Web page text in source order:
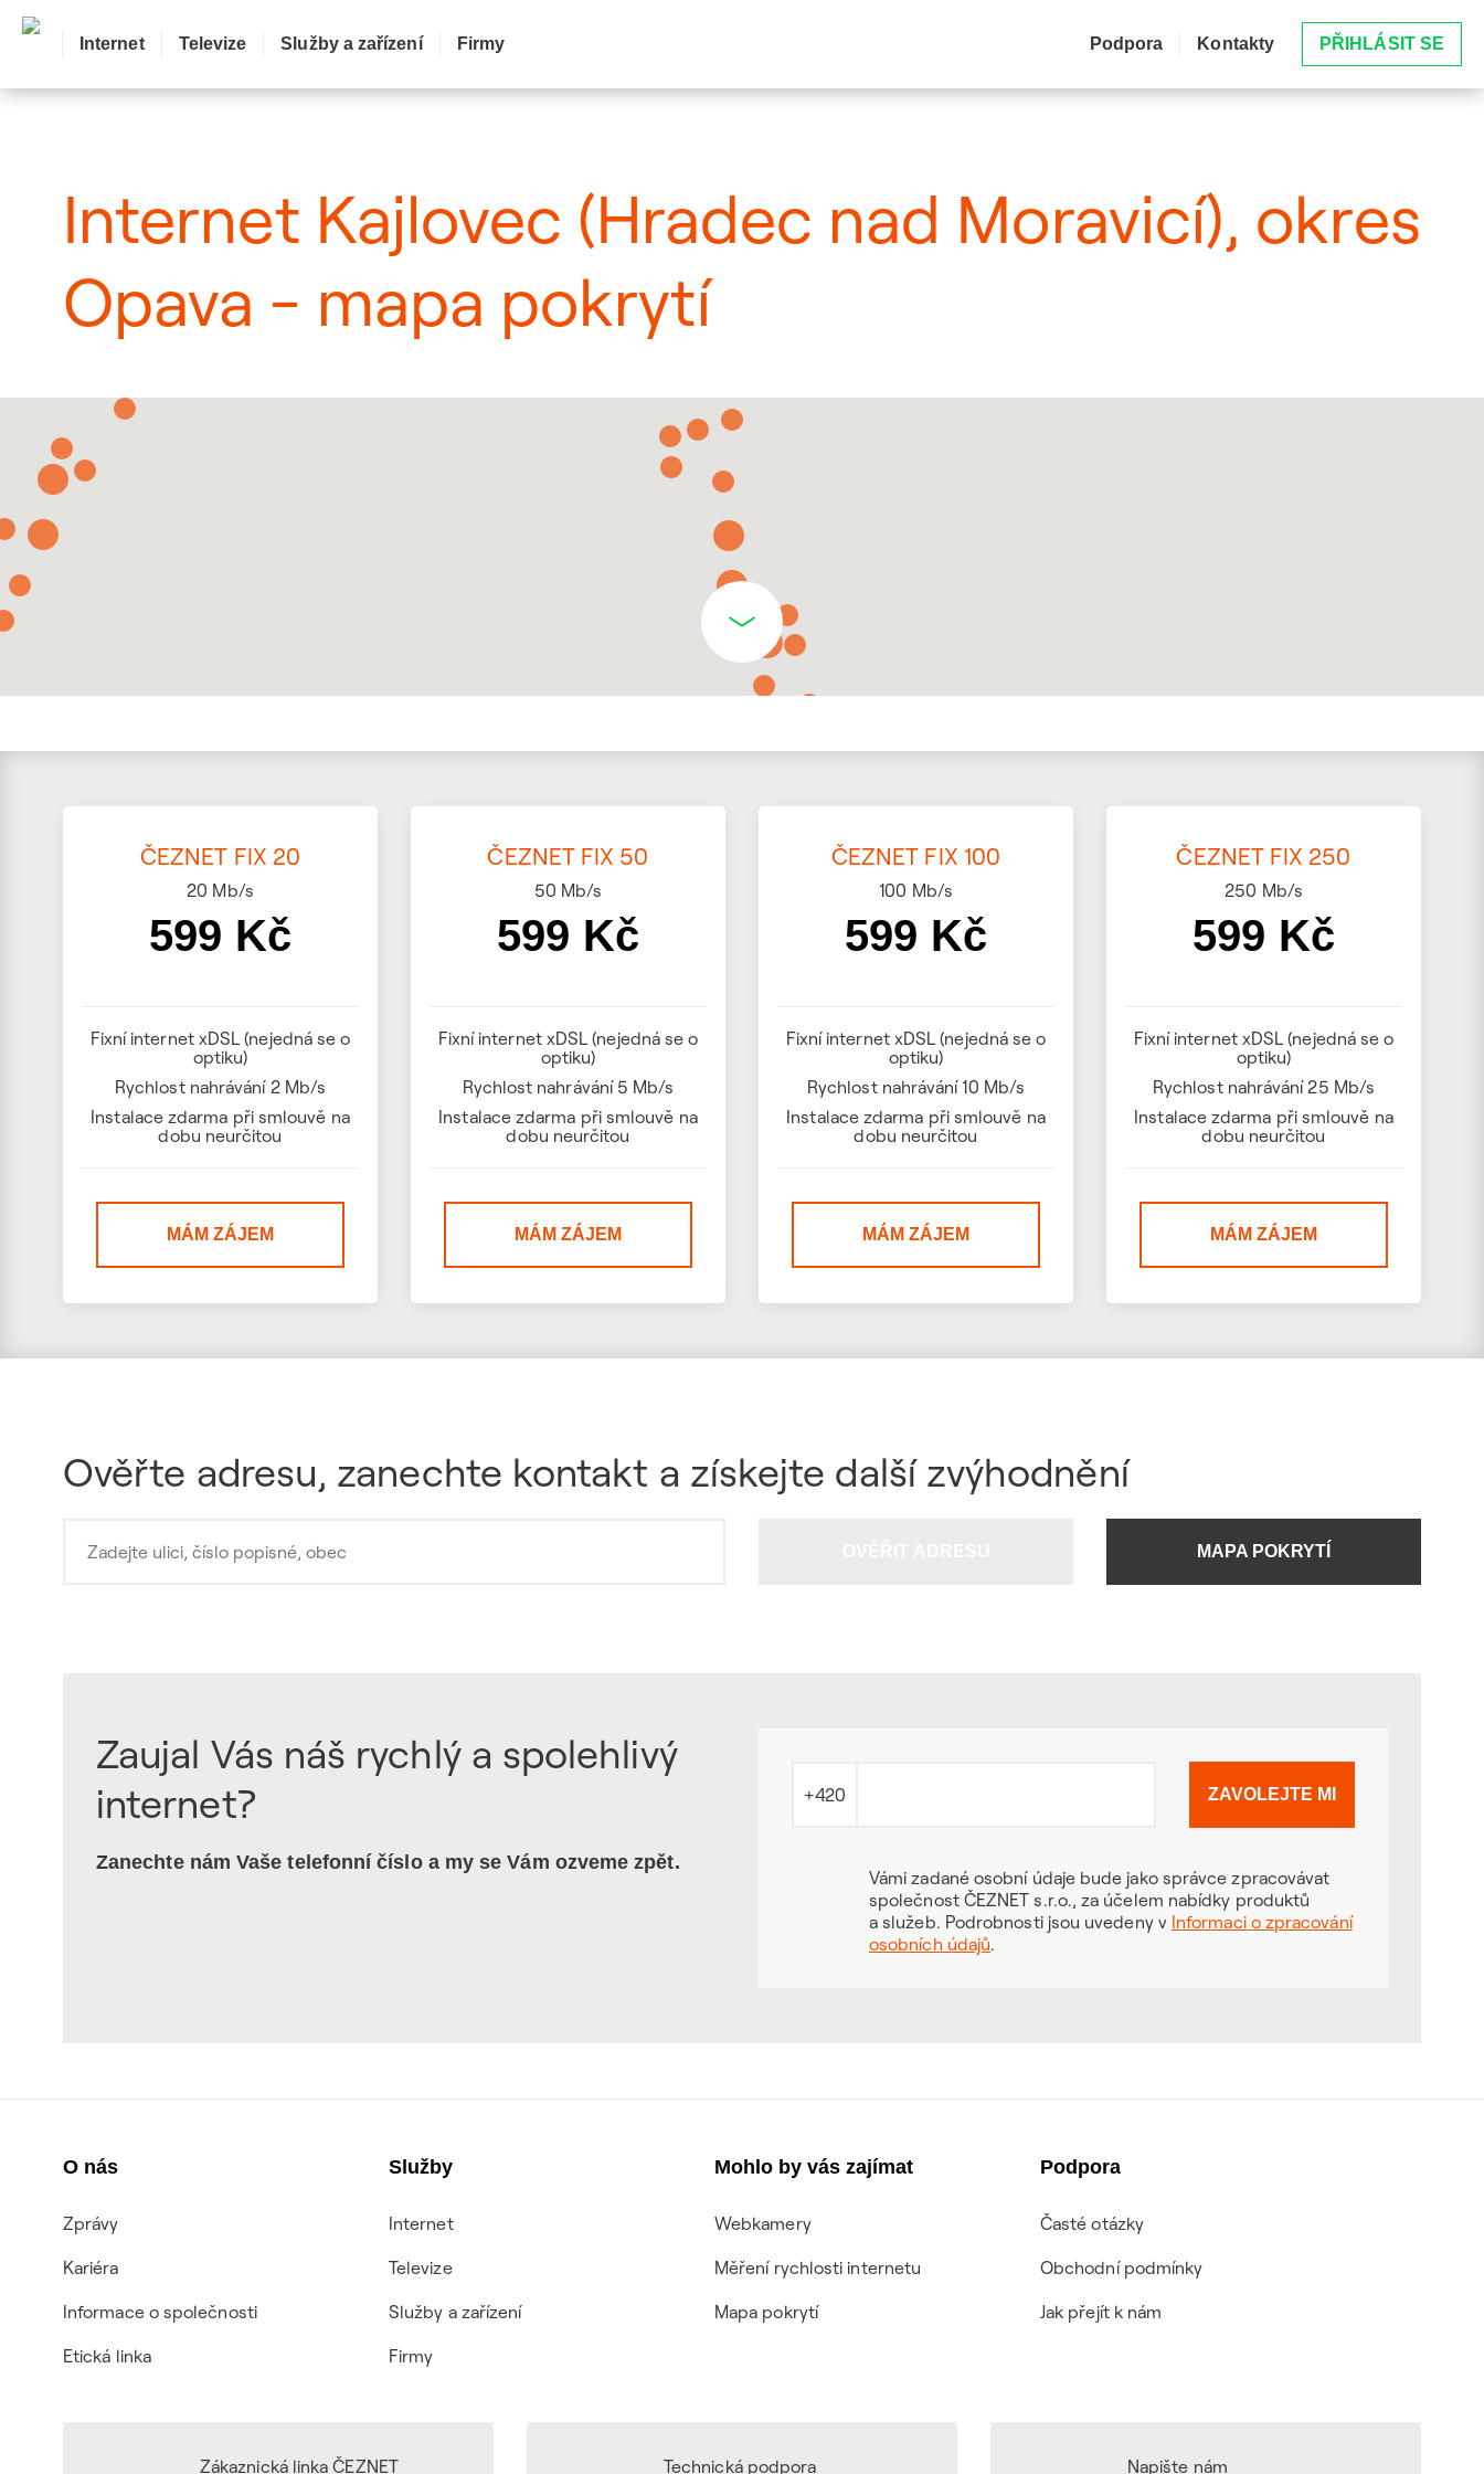
Internet Televize Služby a zařízení Firmy Podpora Kontakty PŘIHLÁSIT SE
Internet Kajlovec (Hradec nad Moravicí), okres
Opava - mapa pokrytí
ČEZNET FIX 20
20 Mb/s
599 Kč
Fixní internet xDSL (nejedná se o
optiku)
Rychlost nahrávání 2 Mb/s
Instalace zdarma při smlouvě na
dobu neurčitou
MÁM ZÁJEM
ČEZNET FIX 50
50 Mb/s
599 Kč
Fixní internet xDSL (nejedná se o
optiku)
Rychlost nahrávání 5 Mb/s
Instalace zdarma při smlouvě na
dobu neurčitou
MÁM ZÁJEM
ČEZNET FIX 100
100 Mb/s
599 Kč
Fixní internet xDSL (nejedná se o
optiku)
Rychlost nahrávání 10 Mb/s
Instalace zdarma při smlouvě na
dobu neurčitou
MÁM ZÁJEM
ČEZNET FIX 250
250 Mb/s
599 Kč
Fixní internet xDSL (nejedná se o
optiku)
Rychlost nahrávání 25 Mb/s
Instalace zdarma při smlouvě na
dobu neurčitou
MÁM ZÁJEM
Ověřte adresu, zanechte kontakt a získejte další zvýhodnění
MAPA POKRYTÍ
Zaujal Vás náš rychlý a spolehlivý
internet?
Zanechte nám Vaše telefonní číslo a my se Vám ozveme zpět.
+420
Vámi zadané osobní údaje bude jako správce zpracovávat
společnost ČEZNET s.r.o., za účelem nabídky produktů
a služeb. Podrobnosti jsou uvedeny v Informaci o zpracování
osobních údajů.
ZAVOLEJTE MI
: Mapa pokrytí město
O nás
Zprávy
Kariéra
Informace o společnosti
Etická linka
Služby
Internet
Televize
Služby a zařízení
Firmy
Mohlo by vás zajímat
Webkamery
Měření rychlosti internetu
Mapa pokrytí
Podpora
Časté otázky
Obchodní podmínky
Jak přejít k nám
Zákaznická linka ČEZNET Technická podpora Napište nám